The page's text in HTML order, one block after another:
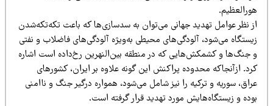
نظر عوامل تهدید جهانی می‌توان به سدسازی‌ها که باعث تکه‌تکه‌شدن
می‌شود، آلودگی‌های محیطی به‌ویژه آلودگی‌های فاضلاب و نفتی
جنگ‌ها و کشمکش‌هایی که در منطقه بین‌النهرین رخ‌داده است اشاره
ازآنجاکه محدوده پراکنش این گونه علاوه بر ایران، کشورهای
سوریه و ترکیه را نیز شامل می‌شود، همواره درگیر جنگ و ناامنی
و زیستگاه‌هایش مورد تهدید قرار گرفته است.